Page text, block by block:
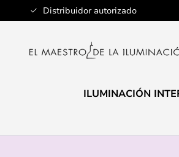
Distribuidor autorizado
Ir
al
ILUMINACIÓN